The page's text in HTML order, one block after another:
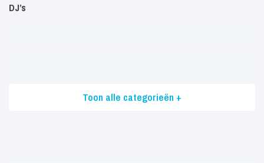
DJ’s
Toon alle categorieën +